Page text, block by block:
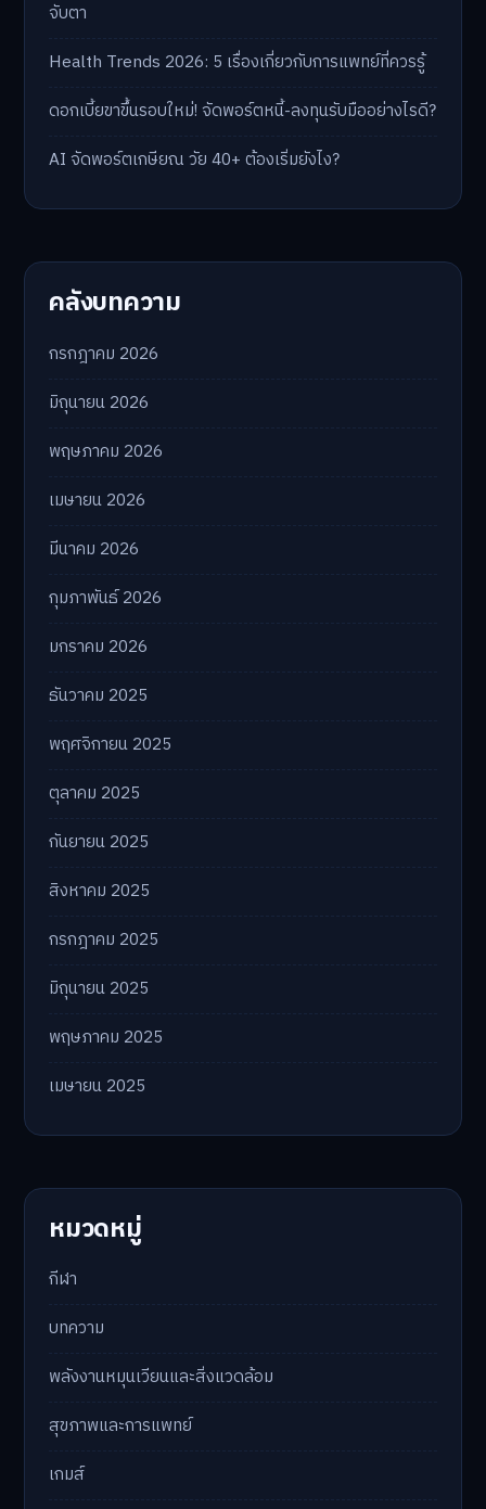
จับตา
Health Trends 2026: 5 เรื่องเกี่ยวกับการแพทย์ที่ควรรู้
ดอกเบี้ยขาขึ้นรอบใหม่! จัดพอร์ตหนี้-ลงทุนรับมืออย่างไรดี?
AI จัดพอร์ตเกษียณ วัย 40+ ต้องเริ่มยังไง?
คลังบทความ
กรกฎาคม 2026
มิถุนายน 2026
พฤษภาคม 2026
เมษายน 2026
มีนาคม 2026
กุมภาพันธ์ 2026
มกราคม 2026
ธันวาคม 2025
พฤศจิกายน 2025
ตุลาคม 2025
กันยายน 2025
สิงหาคม 2025
กรกฎาคม 2025
มิถุนายน 2025
พฤษภาคม 2025
เมษายน 2025
หมวดหมู่
กีฬา
บทความ
พลังงานหมุนเวียนและสิ่งแวดล้อม
สุขภาพและการแพทย์
เกมส์